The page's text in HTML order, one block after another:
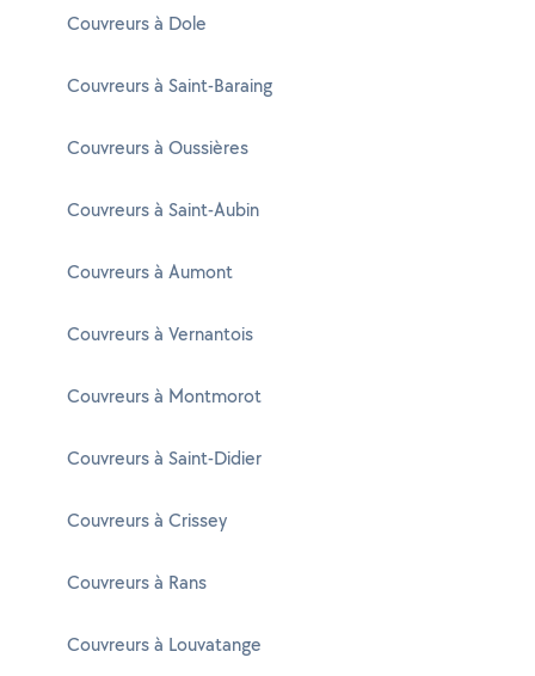
Couvreurs à Dole
Couvreurs à Saint-Baraing
Couvreurs à Oussières
Couvreurs à Saint-Aubin
Couvreurs à Aumont
Couvreurs à Vernantois
Couvreurs à Montmorot
Couvreurs à Saint-Didier
Couvreurs à Crissey
Couvreurs à Rans
Couvreurs à Louvatange